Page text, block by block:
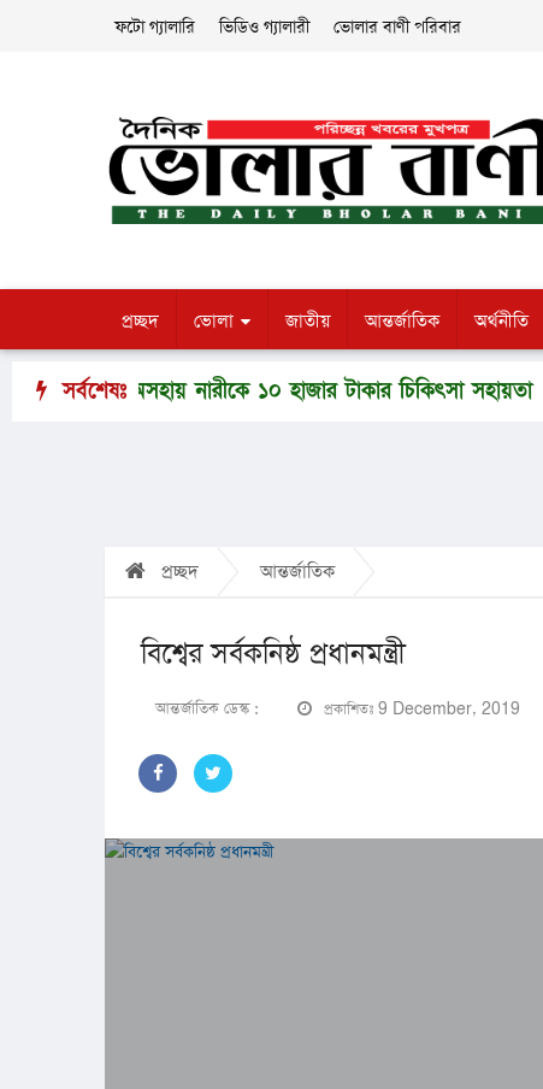
ফটো গ্যালারি ভিডিও গ্যালারী ভোলার বাণী পরিবার
প্রচ্ছদ ভোলা জাতীয় আন্তর্জাতিক অর্থনীতি
সর্বশেষঃ
থেকে অসহায় নারীকে ১০ হাজার টাকার চিকিৎসা সহায়তা
প্রচ্ছদ আন্তর্জাতিক
বিশ্বের সর্বকনিষ্ঠ প্রধানমন্ত্রী
আন্তর্জাতিক ডেস্ক : প্রকাশিতঃ 9 December, 2019